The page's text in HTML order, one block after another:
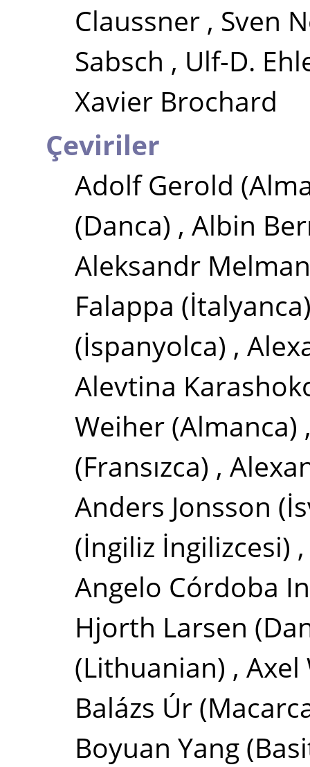
Claussner , Sven
Sabsch , Ulf-D.
Xavier Brochard
Çeviriler
Adolf Gerold
(Danca) , Albin
Aleksandr Melman
Falappa
(İspanyolca) ,
Alevtina
Weiher (Almanca)
(Fransızca) ,
Anders Jonsson
(İngiliz İngilizcesi)
Angelo Córdoba
Hjorth Larsen
(Lithuanian) , Axel
Balázs Úr
Boyuan Yang